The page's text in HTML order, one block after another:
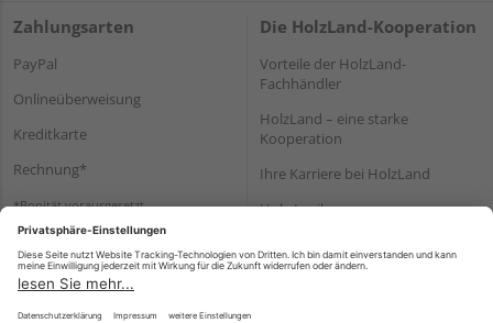
Zahlungsarten
PayPal
Onlineüberweisung
Kreditkarte
Rechnung*
*Bonität vorausgesetzt
Die HolzLand-Kooperation
Vorteile der HolzLand-
Fachhändler
HolzLand – eine starke
Kooperation
Ihre Karriere bei HolzLand
Holz-Lexikon